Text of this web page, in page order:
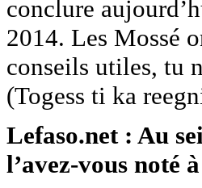
conclure
2014. Les Mossé
conseils utiles, tu
(Togess ti ka
Lefaso.net : Au
l’avez-vous noté